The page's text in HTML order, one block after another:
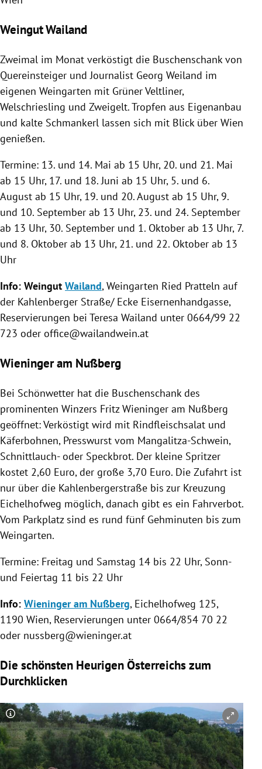
Weingut Wailand
Zweimal im Monat verköstigt die Buschenschank von
Quereinsteiger und Journalist Georg Weiland im
eigenen Weingarten mit Grüner Veltliner,
Welschriesling und Zweigelt. Tropfen aus Eigenanbau
und kalte Schmankerl lassen sich mit Blick über Wien
genießen.
Termine: 13. und 14. Mai ab 15 Uhr, 20. und 21. Mai
ab 15 Uhr, 17. und 18. Juni ab 15 Uhr, 5. und 6.
August ab 15 Uhr, 19. und 20. August ab 15 Uhr, 9.
und 10. September ab 13 Uhr, 23. und 24. September
ab 13 Uhr, 30. September und 1. Oktober ab 13 Uhr, 7.
und 8. Oktober ab 13 Uhr, 21. und 22. Oktober ab 13
Uhr
Info: Weingut Wailand, Weingarten Ried Pratteln auf
der Kahlenberger Straße/ Ecke Eisernenhandgasse,
Reservierungen bei Teresa Wailand unter 0664/99 22
723 oder office@wailandwein.at
Wieninger am Nußberg
Bei Schönwetter hat die Buschenschank des
prominenten Winzers Fritz Wieninger am Nußberg
geöffnet: Verköstigt wird mit Rindfleischsalat und
Käferbohnen, Presswurst vom Mangalitza-Schwein,
Schnittlauch- oder Speckbrot. Der kleine Spritzer
kostet 2,60 Euro, der große 3,70 Euro. Die Zufahrt ist
nur über die Kahlenbergerstraße bis zur Kreuzung
Eichelhofweg möglich, danach gibt es ein Fahrverbot.
Vom Parkplatz sind es rund fünf Gehminuten bis zum
Weingarten.
Termine: Freitag und Samstag 14 bis 22 Uhr, Sonn-
und Feiertag 11 bis 22 Uhr
Info: Wieninger am Nußberg, Eichelhofweg 125,
1190 Wien, Reservierungen unter 0664/854 70 22
oder nussberg@wieninger.at
Die schönsten Heurigen Österreichs zum
Durchklicken
Copyright-Hinweis öffnen/schließen